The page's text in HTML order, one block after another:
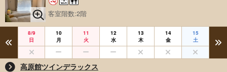
客室階数:2階
8/9
日
10
月
11
火
12
水
13
木
14
金
15
土
高原館ツインデラックス